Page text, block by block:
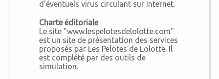
d'éventuels virus circulant sur Internet.
Charte éditoriale
Le site "www.lespelotesdelolotte.com"
est un site de présentation des services
proposés par Les Pelotes de Lolotte. Il
est complété par des outils de
simulation.